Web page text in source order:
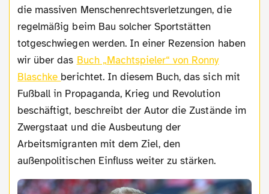
die massiven Menschenrechtsverletzungen, die
regelmäßig beim Bau solcher Sportstätten
totgeschwiegen werden. In einer Rezension haben
wir über das Buch „Machtspieler“ von Ronny
Blaschke berichtet. In diesem Buch, das sich mit
Fußball in Propaganda, Krieg und Revolution
beschäftigt, beschreibt der Autor die Zustände im
Zwergstaat und die Ausbeutung der
Arbeitsmigranten mit dem Ziel, den
außenpolitischen Einfluss weiter zu stärken.